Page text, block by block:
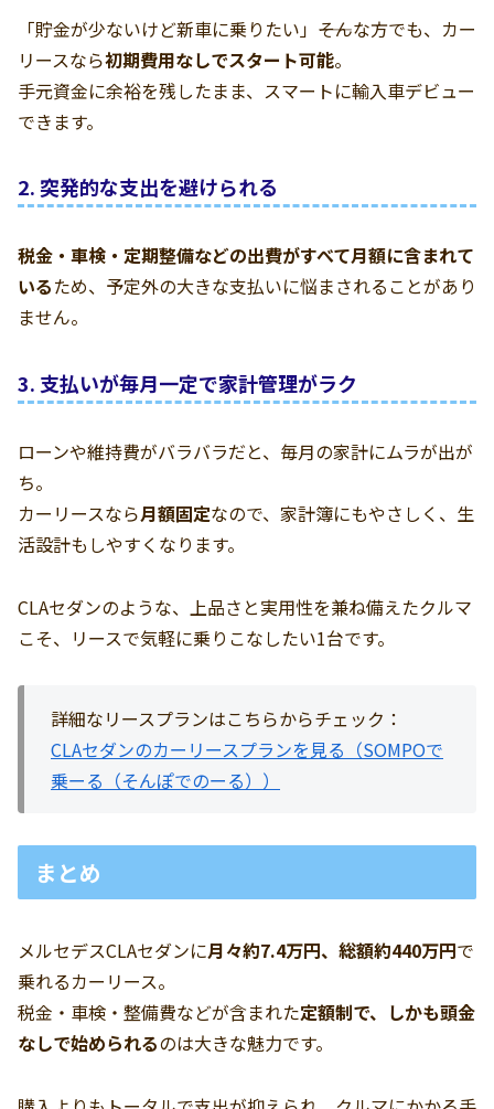
「貯金が少ないけど新車に乗りたい」――そんな方でも、カー
リースなら初期費用なしでスタート可能。
手元資金に余裕を残したまま、スマートに輸入車デビュー
できます。
2. 突発的な支出を避けられる
税金・車検・定期整備などの出費がすべて月額に含まれて
いるため、予定外の大きな支払いに悩まされることがあり
ません。
3. 支払いが毎月一定で家計管理がラク
ローンや維持費がバラバラだと、毎月の家計にムラが出が
ち。
カーリースなら月額固定なので、家計簿にもやさしく、生
活設計もしやすくなります。
CLAセダンのような、上品さと実用性を兼ね備えたクルマ
こそ、リースで気軽に乗りこなしたい1台です。
詳細なリースプランはこちらからチェック：
CLAセダンのカーリースプランを見る（SOMPOで
乗ーる（そんぽでのーる））
まとめ
メルセデスCLAセダンに月々約7.4万円、総額約440万円で
乗れるカーリース。
税金・車検・整備費などが含まれた定額制で、しかも頭金
なしで始められるのは大きな魅力です。